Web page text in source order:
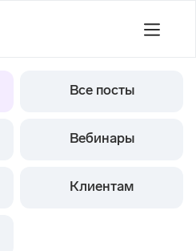
Все посты
Вебинары
Клиентам